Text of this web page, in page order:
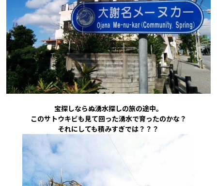
宝探しならぬ湧水探しの旅の途中。
このサトウキビも見て回った湧水で育ったのかな？
それにしても積みすぎでは？？？